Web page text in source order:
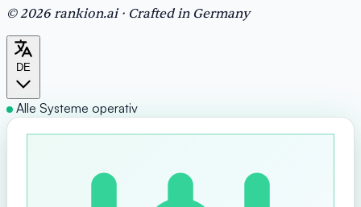
© 2026 rankion.ai · Crafted in Germany
DE
Alle Systeme operativ